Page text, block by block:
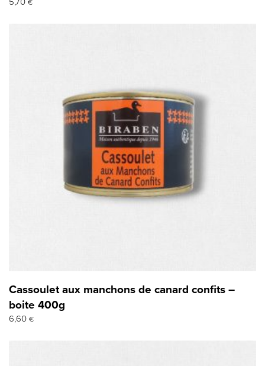
€
Cassoulet aux manchons de canard confits –
boite 400g
6,60 €